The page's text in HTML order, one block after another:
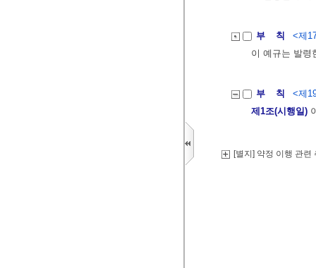
부 칙
<제
이 예규는 발령
부 칙
<제
제1조(시행일)
[별지] 약정 이행 관련